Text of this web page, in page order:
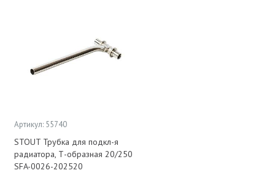
Артикул: 55740
STOUT Трубка для подкл-я
радиатора, Т-образная 20/250
SFA-0026-202520